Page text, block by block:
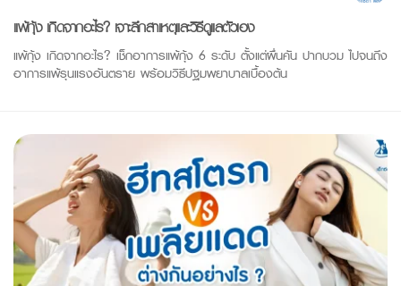
แพ้กุ้ง เกิดจากอะไร? เจาะลึกสาเหตุและวิธีดูแลตัวเอง
แพ้กุ้ง เกิดจากอะไร? เช็กอาการแพ้กุ้ง 6 ระดับ ตั้งแต่ผื่นคัน ปากบวม ไปจนถึง
อาการแพ้รุนแรงอันตราย พร้อมวิธีปฐมพยาบาลเบื้องต้น